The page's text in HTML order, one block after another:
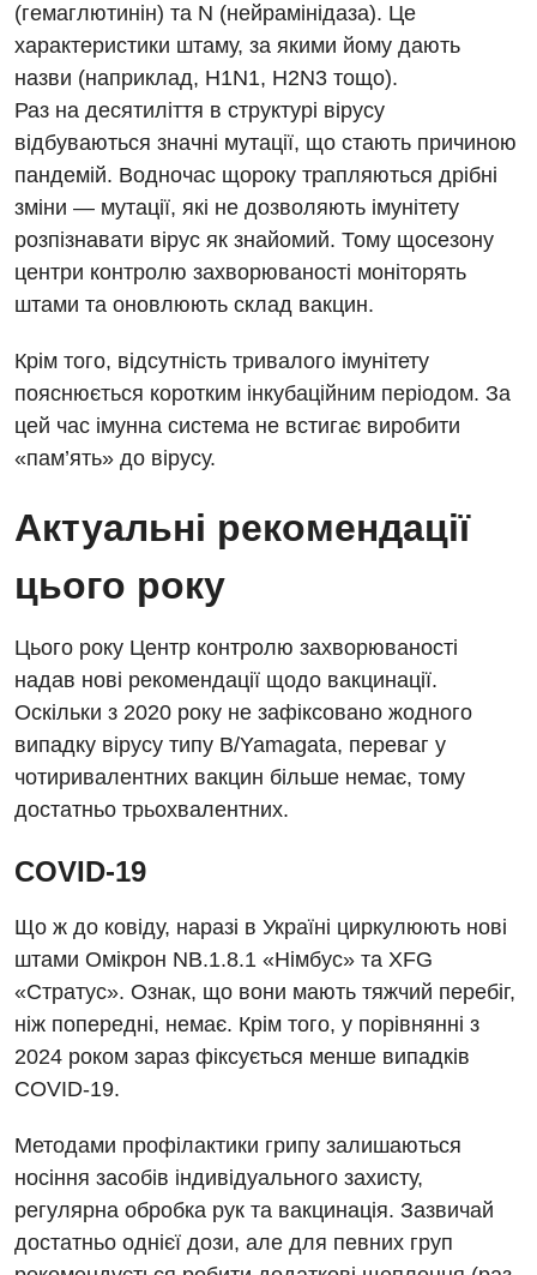
(гемаглютинін) та N (нейрамінідаза). Це
характеристики штаму, за якими йому дають
назви (наприклад, H1N1, H2N3 тощо).
Раз на десятиліття в структурі вірусу
відбуваються значні мутації, що стають причиною
пандемій. Водночас щороку трапляються дрібні
зміни — мутації, які не дозволяють імунітету
розпізнавати вірус як знайомий. Тому щосезону
центри контролю захворюваності моніторять
штами та оновлюють склад вакцин.
Крім того, відсутність тривалого імунітету
пояснюється коротким інкубаційним періодом. За
цей час імунна система не встигає виробити
«пам’ять» до вірусу.
Актуальні рекомендації
цього року
Цього року Центр контролю захворюваності
надав нові рекомендації щодо вакцинації.
Оскільки з 2020 року не зафіксовано жодного
випадку вірусу типу B/Yamagata, переваг у
чотиривалентних вакцин більше немає, тому
достатньо трьохвалентних.
COVID-19
Що ж до ковіду, наразі в Україні циркулюють нові
штами Омікрон NB.1.8.1 «Німбус» та XFG
«Стратус». Ознак, що вони мають тяжчий перебіг,
ніж попередні, немає. Крім того, у порівнянні з
2024 роком зараз фіксується менше випадків
COVID-19.
Методами профілактики грипу залишаються
носіння засобів індивідуального захисту,
регулярна обробка рук та вакцинація. Зазвичай
достатньо однієї дози, але для певних груп